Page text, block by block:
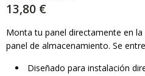
13,80 €
Monta tu panel directamente en
panel de almacenamiento. Se
Diseñado para instalación